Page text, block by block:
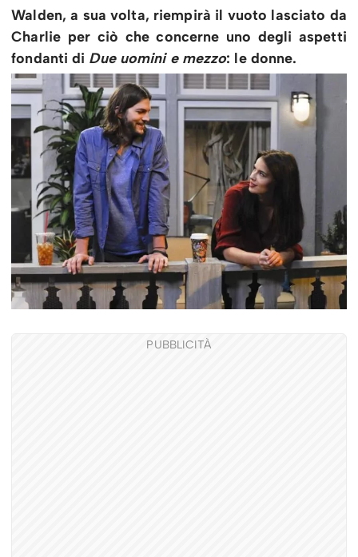
Walden, a sua volta, riempirà il vuoto lasciato da
Charlie per ciò che concerne uno degli aspetti
fondanti di Due uomini e mezzo: le donne.
PUBBLICITÀ